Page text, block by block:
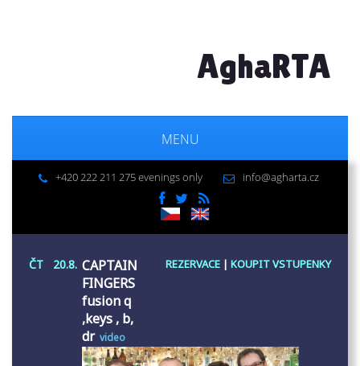
AghaRTA
MENU
+420 222 211 275 evenings only info@agharta.cz
ČT 20.8. CAPTAIN
FINGERS
fusion q
,keys , b,
dr video
REZERVACE | KOUPIT VSTUPENKY